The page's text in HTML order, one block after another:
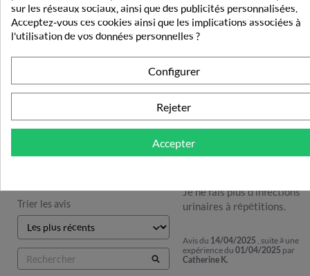
Voir tous les avis sur ce site
4
4étoiles
0
0
Trier les avis
Avis vérifié
Très bon produit.
expérience du
Josette G.
5/
Je ne fais plus d'infections
urinaires à répétitions.
Avis du 14/04/2025 , suite à une
expérience du01/04/2025 par
Catherine K.
sur les réseaux sociaux, ainsi que des publicités personnalisées.
Acceptez-vous ces cookies ainsi que les implications associées à
l'utilisation de vos données personnelles ?
Configurer
Rejeter
Accepter